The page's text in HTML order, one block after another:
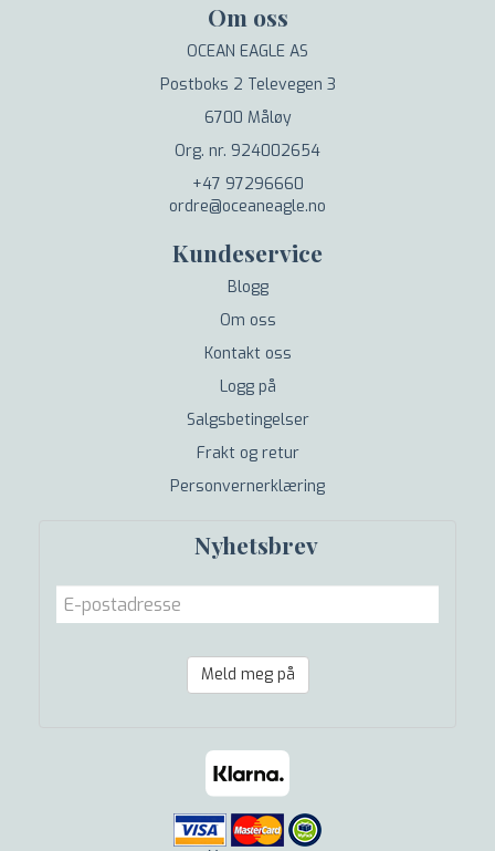
Om oss
OCEAN EAGLE AS
Postboks 2 Televegen 3
6700 Måløy
Org. nr. 924002654
+47 97296660
ordre@oceaneagle.no
Kundeservice
Blogg
Om oss
Kontakt oss
Logg på
Salgsbetingelser
Frakt og retur
Personvernerklæring
Nyhetsbrev
Meld meg på